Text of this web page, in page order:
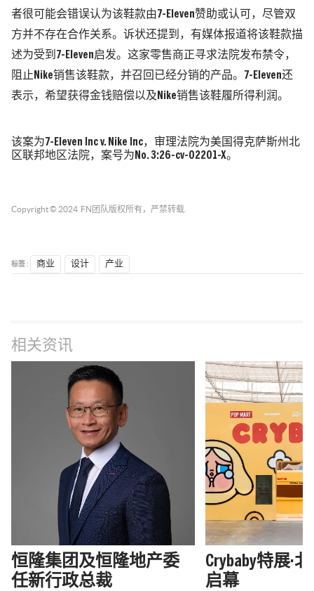
者很可能会错误认为该鞋款由 7-Eleven赞助或认可，尽管双
方并不存在合作关系。 诉状还提到，有媒体报道将该鞋款描
述为受到 7-Eleven启发。 这家零售商正寻求法院发布禁令，
阻止 Nike销售该鞋款，并召回已经分销的产品。 7-Eleven还
表示，希望获得金钱赔偿以及 Nike销售该鞋履所得利润。
该案为7-Eleven Inc v. Nike Inc，审理法院为美国得克萨斯州北
区联邦地区法院，案号为 No. 3:26-cv-02201-X。
Copyright © 2024 FN团队 版权所有，严禁转载.
标签 : 商业 设计 产业
相关资讯
恒隆集团及恒隆地产委
任新行政总裁
Crybaby特展·
启幕